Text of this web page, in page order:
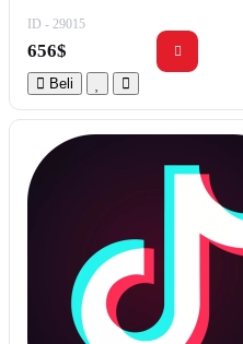
ID - 29015
656$
Beli